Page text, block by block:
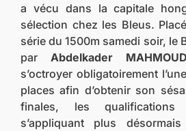
a vécu dans la capitale
sélection chez les Bleus.
série du 1500m samedi soir, le
par Abdelkader
s’octroyer obligatoirement
places afin d’obtenir son
finales, les
s’appliquant plus